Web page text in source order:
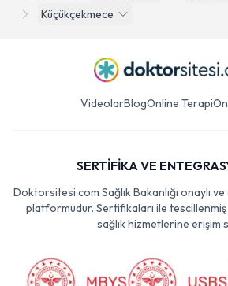
Küçükçekmece
VideolarBlogOnline Terapi
SERTİFİKA VE
Doktorsitesi.com Sağlık Bakanlığı onaylı
platformudur. Sertifikaları ile tescillenmiş
sağlık hizmetlerine erişim